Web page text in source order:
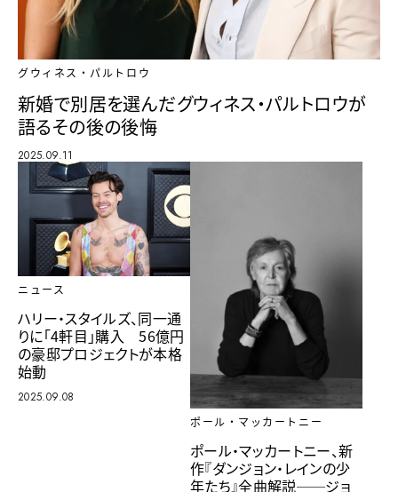
グウィネス・パルトロウ
新婚で別居を選んだグウィネス・パルトロウが
語るその後の後悔
2025.09.11
ニュース
ハリー・スタイルズ、同一通
りに「4軒目」購入 56億円
の豪邸プロジェクトが本格
始動
2025.09.08
ポール・マッカートニー
ポール・マッカートニー、新
作『ダンジョン・レインの少
年たち』全曲解説──ジョ